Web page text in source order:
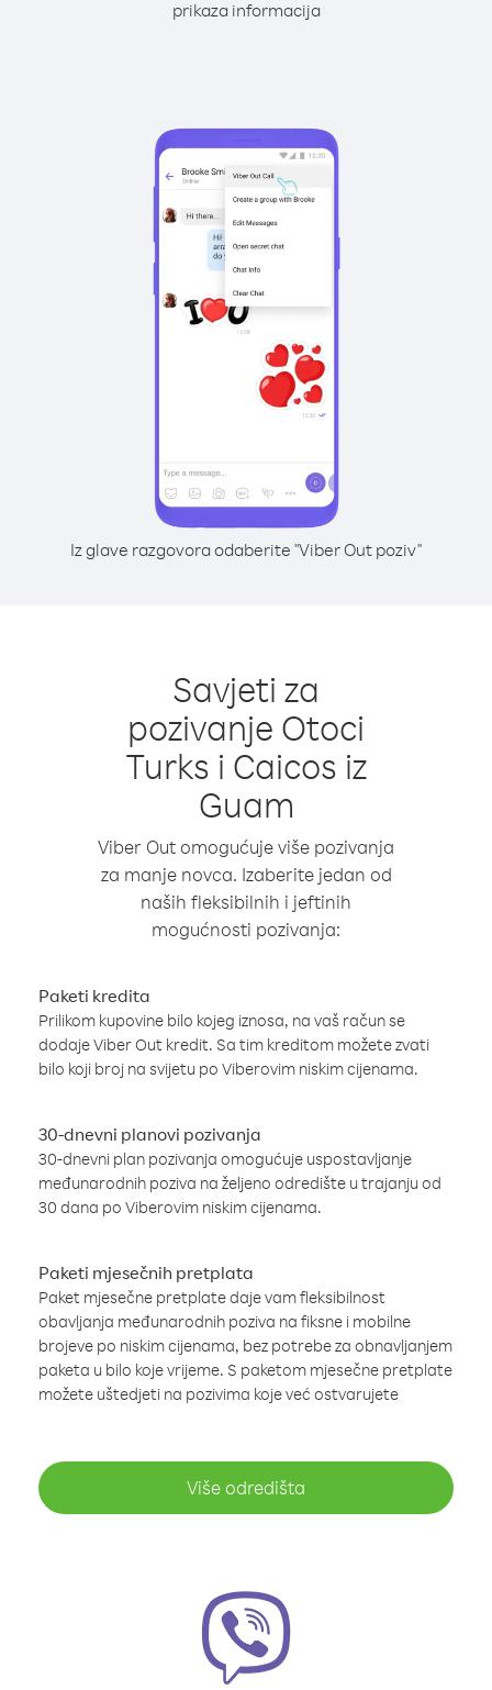
prikaza informacija
Iz glave razgovora odaberite "Viber Out poziv"
Savjeti za
pozivanje Otoci
Turks i Caicos iz
Guam
Viber Out omogućuje više pozivanja
za manje novca. Izaberite jedan od
naših fleksibilnih i jeftinih
mogućnosti pozivanja:
Paketi kredita
Prilikom kupovine bilo kojeg iznosa, na vaš račun se
dodaje Viber Out kredit. Sa tim kreditom možete zvati
bilo koji broj na svijetu po Viberovim niskim cijenama.
30-dnevni planovi pozivanja
30-dnevni plan pozivanja omogućuje uspostavljanje
međunarodnih poziva na željeno odredište u trajanju od
30 dana po Viberovim niskim cijenama.
Paketi mjesečnih pretplata
Paket mjesečne pretplate daje vam fleksibilnost
obavljanja međunarodnih poziva na fiksne i mobilne
brojeve po niskim cijenama, bez potrebe za obnavljanjem
paketa u bilo koje vrijeme. S paketom mjesečne pretplate
možete uštedjeti na pozivima koje već ostvarujete
Više odredišta